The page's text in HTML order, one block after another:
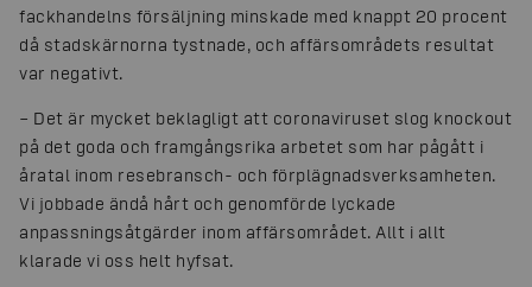
fackhandelns försäljning minskade med knappt 20 procent
då stadskärnorna tystnade, och affärsområdets resultat
var negativt.
– Det är mycket beklagligt att coronaviruset slog knockout
på det goda och framgångsrika arbetet som har pågått i
åratal inom resebransch- och förplägnadsverksamheten.
Vi jobbade ändå hårt och genomförde lyckade
anpassningsåtgärder inom affärsområdet. Allt i allt
klarade vi oss helt hyfsat.